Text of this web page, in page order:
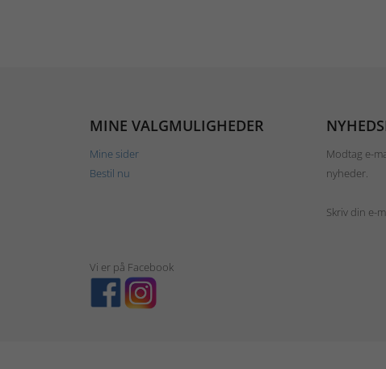
MINE VALGMULIGHEDER
Mine sider
Bestil nu
Modtag e-
nyheder.
Skriv din e-
Vi er på Facebook